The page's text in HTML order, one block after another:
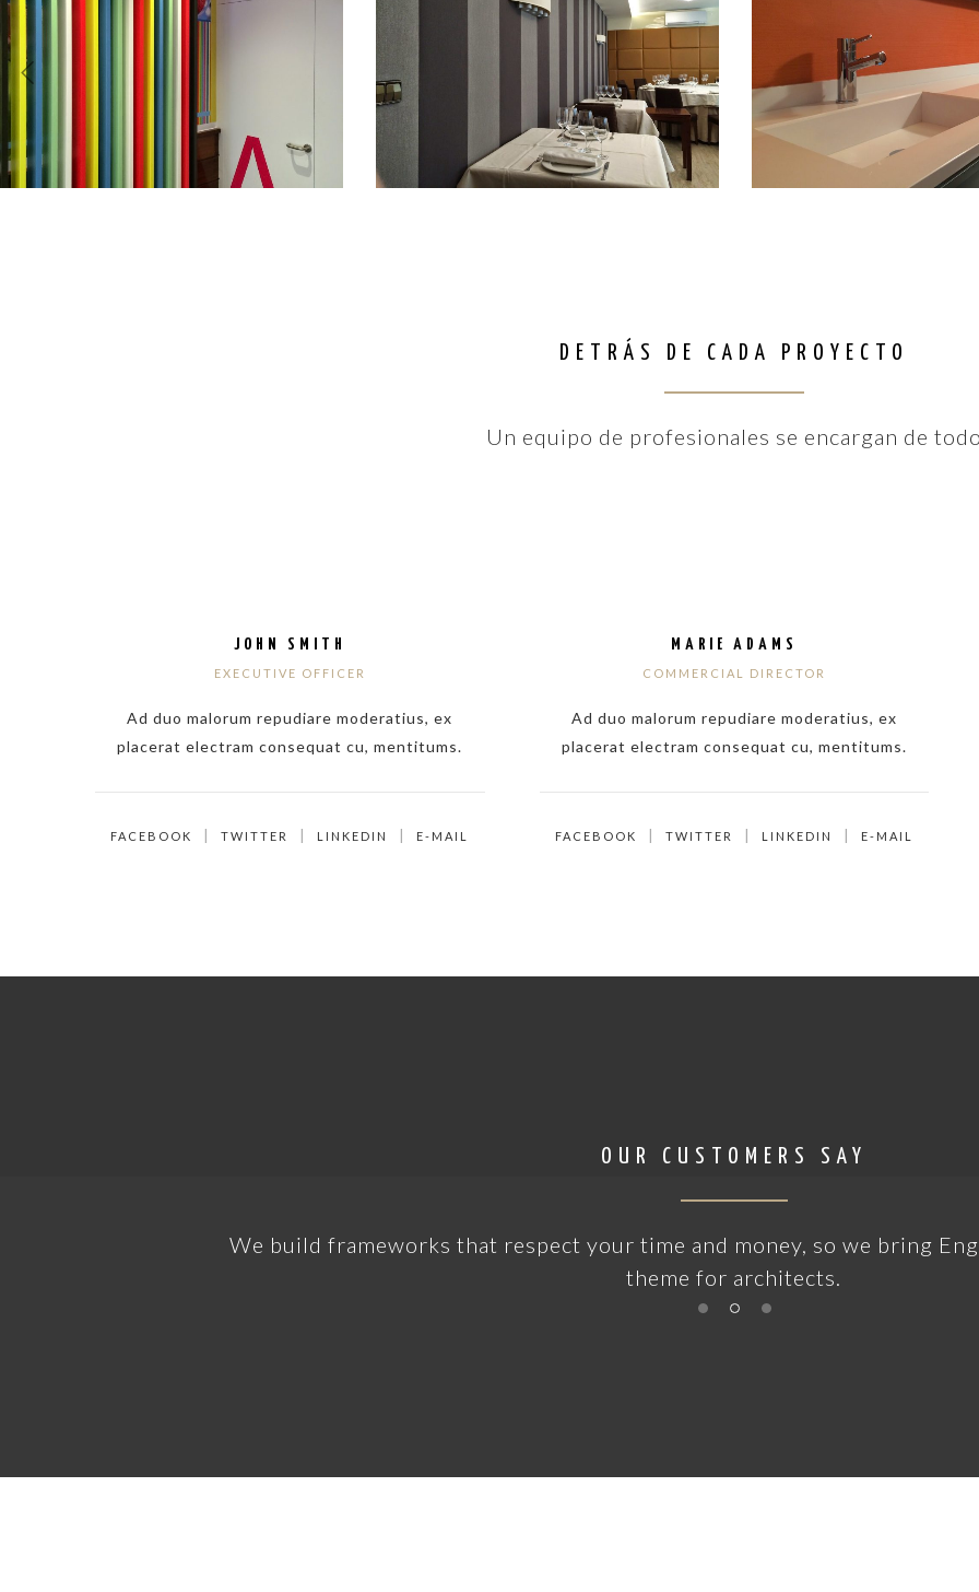
DETRÁS DE CADA PROYECTO
Un equipo de profesionales se encargan de
JOHN SMITH
EXECUTIVE OFFICER
Ad duo malorum repudiare moderatius, ex
placerat electram consequat cu, mentitums.
FACEBOOK TWITTER LINKEDIN E-MAIL
MARIE ADAMS
COMMERCIAL DIRECTOR
Ad duo malorum repudiare moderatius, ex
placerat electram consequat cu, mentitums.
FACEBOOK TWITTER LINKEDIN E-MAIL
OUR CUSTOMERS SAY
We build frameworks that respect your time and money, so we bring
theme for architects.